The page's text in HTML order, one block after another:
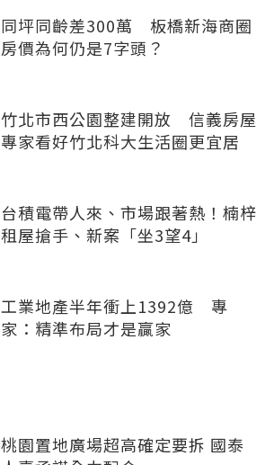
同坪同齡差300萬 板橋新海商圈
房價為何仍是7字頭？
竹北市西公園整建開放 信義房屋
專家看好竹北科大生活圈更宜居
台積電帶人來、市場跟著熱！楠梓
租屋搶手、新案「坐3望4」
工業地產半年衝上1392億 專
家：精準布局才是贏家
桃園置地廣場超高確定要拆 國泰